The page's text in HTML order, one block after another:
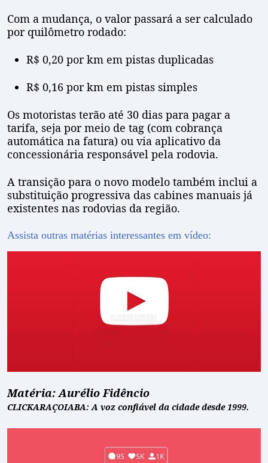
Com a mudança, o valor passará a ser calculado
por quilômetro rodado:
R$ 0,20 por km em pistas duplicadas
R$ 0,16 por km em pistas simples
Os motoristas terão até 30 dias para pagar a
tarifa, seja por meio de tag (com cobrança
automática na fatura) ou via aplicativo da
concessionária responsável pela rodovia.
A transição para o novo modelo também inclui a
substituição progressiva das cabines manuais já
existentes nas rodovias da região.
Assista outras matérias interessantes em vídeo:
Matéria: Aurélio Fidêncio
CLICKARAÇOIABA: A voz confiável da cidade desde 1999.